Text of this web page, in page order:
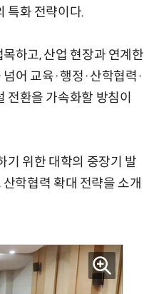
특화 전략이다.
하고, 산업 현장과 연계한
어 교육·행정·산학협력·
환을 가속화할 방침이
기 위한 대학의 중장기 발
학협력 확대 전략을 소개